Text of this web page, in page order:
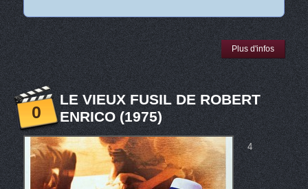
Plus d'infos
0
LE VIEUX FUSIL DE ROBERT
ENRICO (1975)
4